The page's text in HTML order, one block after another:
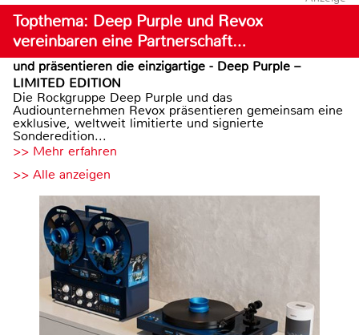
Topthema: Deep Purple und Revox
vereinbaren eine Partnerschaft…
und präsentieren die einzigartige - Deep Purple –
LIMITED EDITION
Die Rockgruppe Deep Purple und das
Audiounternehmen Revox präsentieren gemeinsam eine
exklusive, weltweit limitierte und signierte
Sonderedition...
>> Mehr erfahren
>> Alle anzeigen